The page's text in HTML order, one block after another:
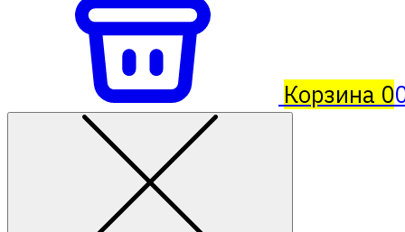
Корзина 0